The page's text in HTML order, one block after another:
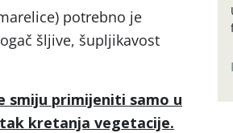
potrebno je
šljive, šupljikavost
smiju primijeniti samo u
kretanja vegetacije.